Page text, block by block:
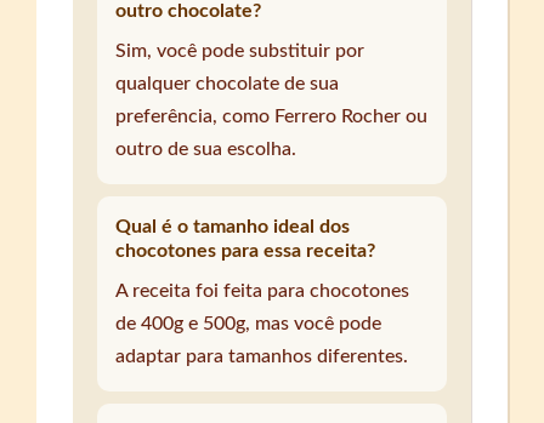
outro chocolate?
Sim, você pode substituir por
qualquer chocolate de sua
preferência, como Ferrero Rocher ou
outro de sua escolha.
Qual é o tamanho ideal dos
chocotones para essa receita?
A receita foi feita para chocotones
de 400g e 500g, mas você pode
adaptar para tamanhos diferentes.